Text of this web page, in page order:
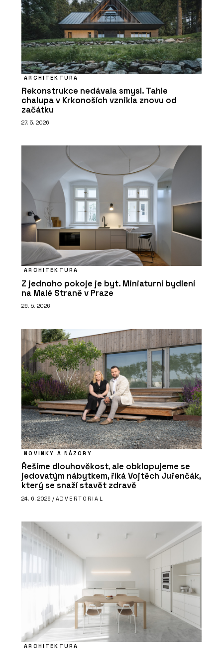
ARCHITEKTURA
Rekonstrukce nedávala smysl. Tahle
chalupa v Krkonoších vznikla znovu od
začátku
27. 5. 2026
ARCHITEKTURA
Z jednoho pokoje je byt. Miniaturní bydlení
na Malé Straně v Praze
29. 5. 2026
NOVINKY A NÁZORY
Řešíme dlouhověkost, ale obklopujeme se
jedovatým nábytkem, říká Vojtěch Juřenčák,
který se snaží stavět zdravě
24. 6. 2026 / ADVERTORIAL
ARCHITEKTURA